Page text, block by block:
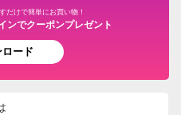
だけで簡単にお買い物！
ンでクーポンプレゼント
ロード